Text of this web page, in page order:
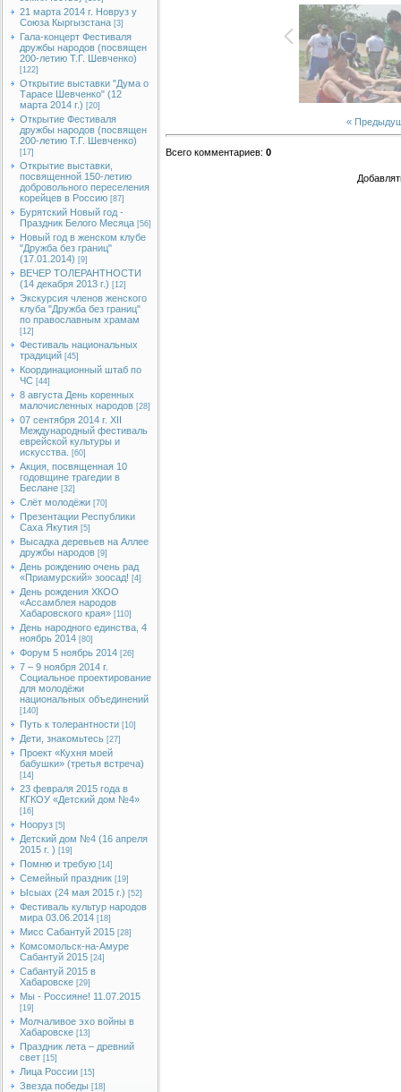
21 марта 2014 г. Новруз у
Союза Кыргызстана [3]
Гала-концерт Фестиваля
дружбы народов (посвящен
200-летию Т.Г. Шевченко)
[122]
Открытие выставки "Дума о
Тарасе Шевченко" (12
марта 2014 г.) [20]
Открытие Фестиваля
дружбы народов (посвящен
200-летию Т.Г. Шевченко)
[17]
Открытие выставки,
посвященной 150-летию
добровольного переселения
корейцев в Россию [87]
Бурятский Новый год -
Праздник Белого Месяца [56]
Новый год в женском клубе
"Дружба без границ"
(17.01.2014) [9]
ВЕЧЕР ТОЛЕРАНТНОСТИ
(14 декабря 2013 г.) [12]
Экскурсия членов женского
клуба "Дружба без границ"
по православным храмам
[12]
Фестиваль национальных
традиций [45]
Координационный штаб по
ЧС [44]
8 августа День коренных
малочисленных народов [28]
07 сентября 2014 г. XII
Международный фестиваль
еврейской культуры и
искусства.
[60]
Акция, посвященная 10
годовщине трагедии в
Беслане [32]
Слёт молодёжи [70]
Презентации Республики
Саха Якутия [5]
Высадка деревьев на Аллее
дружбы народов [9]
День рождению очень рад
«Приамурский» зоосад! [4]
День рождения ХКОО
«Ассамблея народов
Хабаровского края» [110]
День народного единства, 4
ноябрь 2014 [80]
Форум 5 ноябрь 2014 [26]
7 – 9 ноября 2014 г.
Социальное проектирование
для молодёжи
национальных объединений
[140]
Путь к толерантности [10]
Дети, знакомьтесь [27]
Проект «Кухня моей
бабушки» (третья встреча)
[14]
23 февраля 2015 года в
КГКОУ «Детский дом №4»
[16]
Нооруз [5]
Детский дом №4 (16 апреля
2015 г. ) [19]
Помню и требую [14]
Семейный праздник [19]
Ысыах (24 мая 2015 г.) [52]
Фестиваль культур народов
мира 03.06.2014 [18]
Мисс Сабантуй 2015 [28]
Комсомольск-на-Амуре
Сабантуй 2015 [24]
Сабантуй 2015 в
Хабаровске [29]
Мы - Россияне! 11.07.2015
[19]
Молчаливое эхо войны в
Хабаровске [13]
Праздник лета – древний
свет [15]
Лица России [15]
Звезда победы [18]
«
Всего комментариев: 0